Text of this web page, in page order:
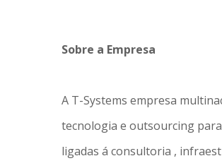
Sobre a Empresa
A T-Systems empresa
tecnologia e outsourcing para
ligadas á consultoria ,